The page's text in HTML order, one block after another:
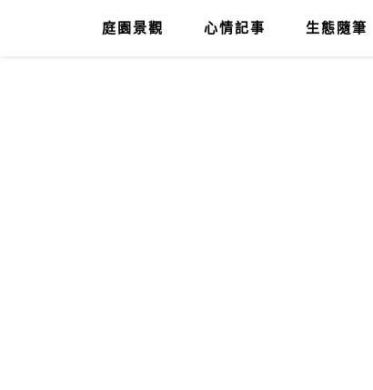
庭園景觀 心情記事 生態隨筆